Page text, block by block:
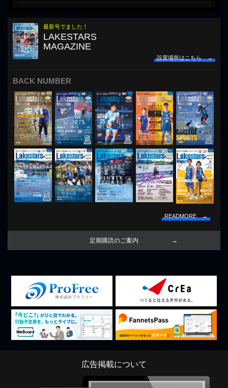
最新号でました！
LAKESTARS
MAGAZINE
設置場所はこちら →
BACK NUMBER
READMORE →
定期購読のご案内
広告掲載について